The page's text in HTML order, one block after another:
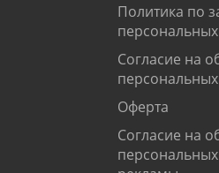
Политика по
Согласие на
Оферта
Согласие на